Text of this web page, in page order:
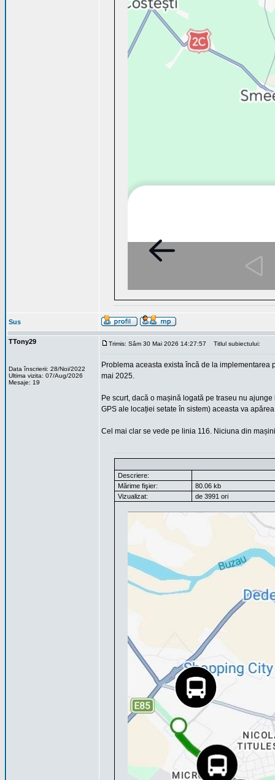
Sus
TTony29
Data înscrierii: 28/Noi/2022
Ultima vizita: 07/Aug/2026
Mesaje: 19
Trimis: Sâm 30 Mai 2026 14:27:57 Titlul subiectului:
Problema aceasta exista încă de la
mai 2025.
Pe scurt, dacă o mașină logată pe traseu nu
GPS ale locației setate în sistem) aceasta va
Cel mai clar se vede pe linia 116. Niciuna din
Descriere:
Mărime fişier:
80.06 kb
Vizualizat:
de 3991 ori